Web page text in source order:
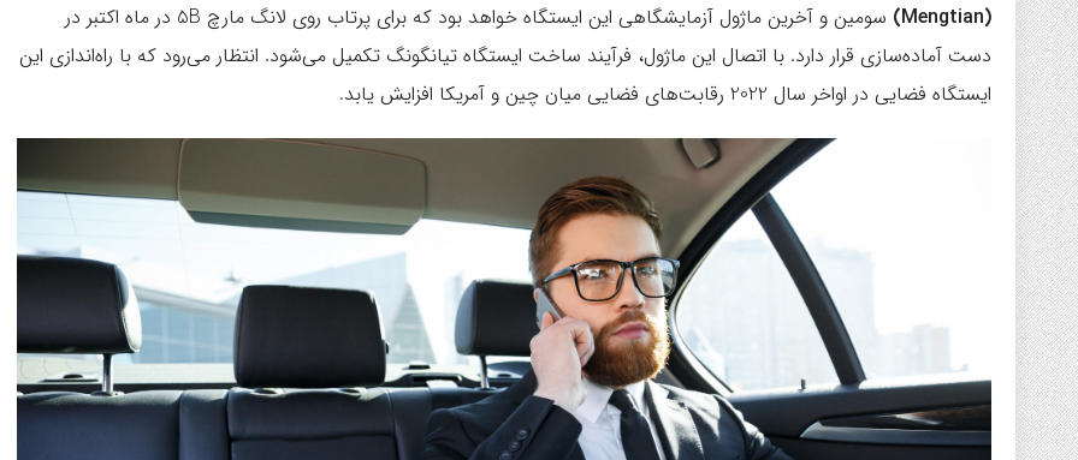
(Mengtian)
سومین و آخرین ماژول آزمایشگاهی این ایستگاه خواهد بود که برای پرتاب روی لانگ مارچ 5B در ماه اکتبر در
دست آماده‌سازی قرار دارد. با اتصال این ماژول، فرآیند ساخت ایستگاه تیانگونگ تکمیل می‌شود. انتظار می‌رود که با راه‌اندازی این
ایستگاه فضایی در اواخر سال 2022 رقابت‌های فضایی میان چین و آمریکا افزایش یابد.